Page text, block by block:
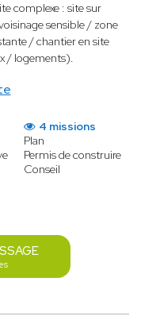
complexe : site sur
sensible / zone
/ chantier en site
/ logements).
4 missions
Plan
Permis de construire
Conseil